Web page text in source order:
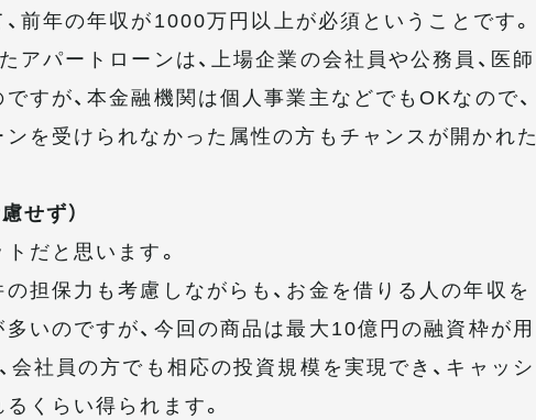
前年の年収が1000万円以上が必須ということです。
アパートローンは、上場企業の会社員や公務員、医師
すが、本金融機関は個人事業主などでもOKなので、
を受けられなかった属性の方もチャンスが開かれた
せず）
だと思います。
担保力も考慮しながらも、お金を借りる人の年収を
いのですが、今回の商品は最大10億円の融資枠が用
会社員の方でも相応の投資規模を実現でき、キャッシ
くらい得られます。